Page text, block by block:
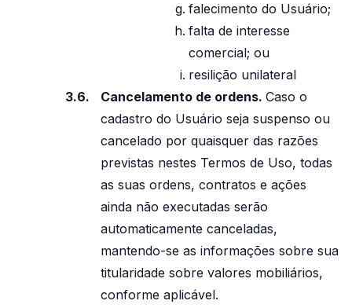
falecimento do Usuário;
falta de interesse
comercial; ou
resilição unilateral
Cancelamento de ordens. Caso o
cadastro do Usuário seja suspenso ou
cancelado por quaisquer das razões
previstas nestes Termos de Uso, todas
as suas ordens, contratos e ações
ainda não executadas serão
automaticamente canceladas,
mantendo-se as informações sobre sua
titularidade sobre valores mobiliários,
conforme aplicável.